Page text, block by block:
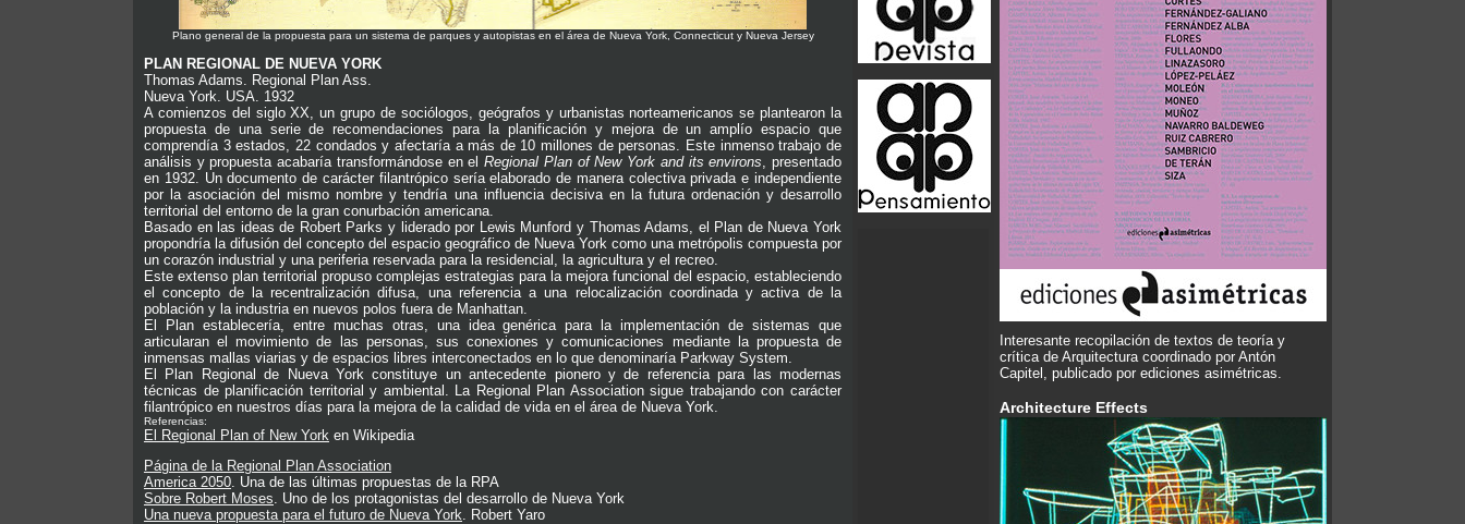
Plano general de la propuesta para un sistema de parques y autopistas en el área de Nueva York, Connecticut y Nueva Jersey
PLAN REGIONAL DE NUEVA YORK
Thomas Adams. Regional Plan Ass.
Nueva York. USA. 1932
A comienzos del siglo XX, un grupo de sociólogos, geógrafos y urbanistas norteamericanos se plantearon la
propuesta de una serie de recomendaciones para la planificación y mejora de un amplío espacio que
comprendía 3 estados, 22 condados y afectaría a más de 10 millones de personas. Este inmenso trabajo de
análisis y propuesta acabaría transformándose en elRegional Plan of New York and its environs , presentado
en 1932. Un documento de carácter filantrópico sería elaborado de manera colectiva privada e independiente
por la asociación del mismo nombre y tendría una influencia decisiva en la futura ordenación y desarrollo
territorial del entorno de la gran conurbación americana.
Basado en las ideas de Robert Parks y liderado por Lewis Munford y Thomas Adams, el Plan de Nueva York
propondría la difusión del concepto del espacio geográfico de Nueva York como una metrópolis compuesta por
un corazón industrial y una periferia reservada para la residencial, la agricultura y el recreo.
Este extenso plan territorial propuso complejas estrategias para la mejora funcional del espacio, estableciendo
el concepto de la recentralización difusa, una referencia a una relocalización coordinada y activa de la
población y la industria en nuevos polos fuera de Manhattan.
El Plan establecería, entre muchas otras, una idea genérica para la implementación de sistemas que
articularan el movimiento de las personas, sus conexiones y comunicaciones mediante la propuesta de
inmensas mallas viarias y de espacios libres interconectados en lo que denominaría Parkway System.
El Plan Regional de Nueva York constituye un antecedente pionero y de referencia para las modernas
técnicas de planificación territorial y ambiental. La Regional Plan Association sigue trabajando con carácter
filantrópico en nuestros días para la mejora de la calidad de vida en el área de Nueva York.
Referencias:
El Regional Plan of New York en Wikipedia
Página de la Regional Plan Association
America 2050 . Una de las últimas propuestas de la RPA
Sobre Robert Moses . Uno de los protagonistas del desarrollo de Nueva York
Una nueva propuesta para el futuro de Nueva York
Robert Yaro
Interesante recopilación de textos de teoría y
crítica de Arquitectura coordinado por Antón
Capitel, publicado por ediciones asimétricas.
Architecture Effects